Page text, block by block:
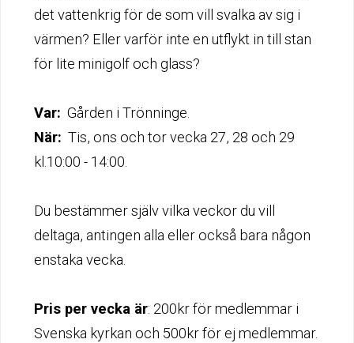
det vattenkrig för de som vill svalka av sig i
värmen? Eller varför inte en utflykt in till stan
för lite minigolf och glass?
Var: Gården i Trönninge.
När: Tis, ons och tor vecka 27, 28 och 29
kl.10:00 - 14:00.
Du bestämmer själv vilka veckor du vill
deltaga, antingen alla eller också bara någon
enstaka vecka.
Pris per vecka är: 200kr för medlemmar i
Svenska kyrkan och 500kr för ej medlemmar.